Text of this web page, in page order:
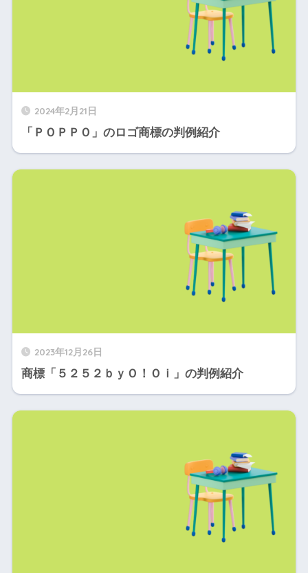
2024年2月21日
「ＰＯＰＰＯ」のロゴ商標の判例紹介
2023年12月26日
商標「５２５２ｂｙＯ！Ｏｉ」の判例紹介